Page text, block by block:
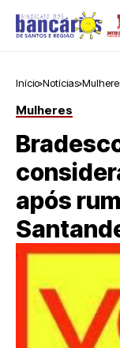
Início Notícias
Mulheres
após